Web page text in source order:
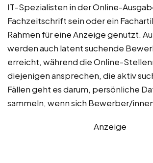
IT-Spezialisten in der Online-
Fachzeitschrift sein oder ein
Rahmen für eine Anzeige genutzt.
werden auch latent suchende
erreicht, während die Online-
diejenigen ansprechen, die aktiv
Fällen geht es darum, persönliche
sammeln, wenn sich Bewerber/
Anzeige